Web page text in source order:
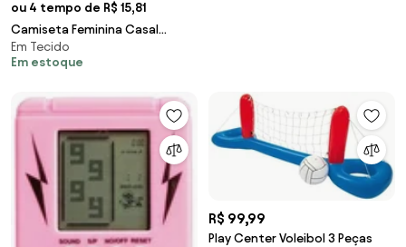
ou 4 tempo de R$ 15,81
Camiseta Feminina Casal
Astronauta na Lua - Cinza
Chumbo - M
Em Tecido
Em estoque
R$ 99,99
Play Center Voleibol 3 Peças